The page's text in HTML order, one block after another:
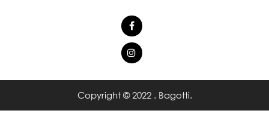
Copyright © 2022 . Bagotti.